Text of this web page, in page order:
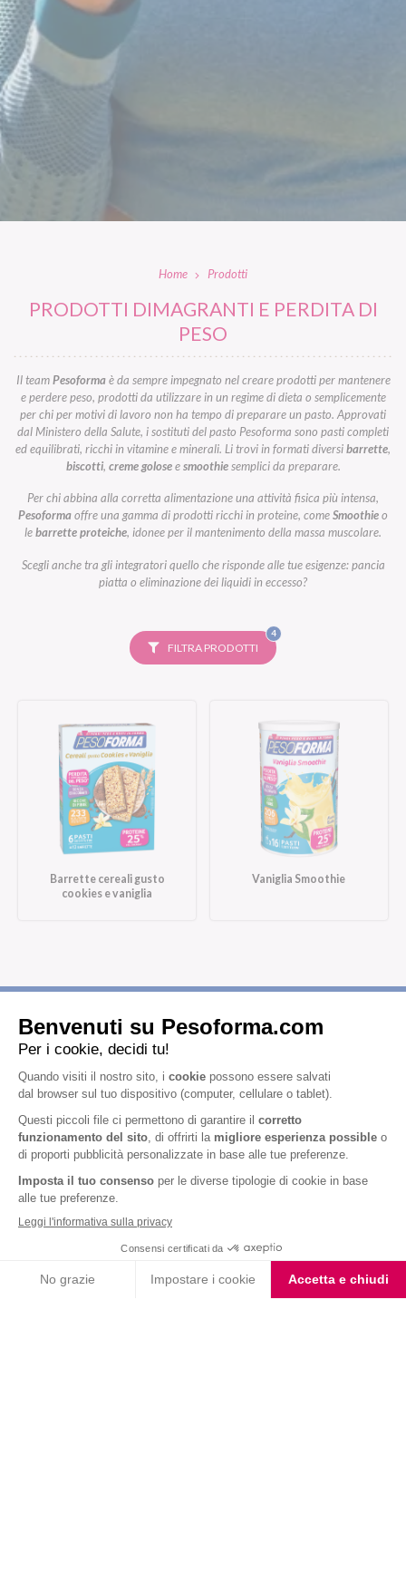
Home Prodotti
PRODOTTI DIMAGRANTI E PERDITA DI
PESO
Il teamPesoformaè da sempre impegnato nel creare prodotti per mantenere
e perdere peso, prodotti da utilizzare in un regime di dieta o semplicemente
per chi per motivi di lavoro non ha tempo di preparare un pasto. Approvati
dal Ministero della Salute, i sostituti del pasto Pesoforma sono pasti completi
ed equilibrati, ricchi in vitamine e minerali. Li trovi in formati diversibarrette,
biscotti, creme goloseesmoothiesemplici da preparare.
Per chi abbina alla corretta alimentazione una attività fisica più intensa,
Pesoformaoffre una gamma di prodotti ricchi in proteine, comeSmoothieo
lebarrette proteiche, idonee per il mantenimento della massa muscolare.
Scegli anche tra gli integratori quello che risponde alle tue esigenze: pancia
piatta o eliminazione dei liquidi in eccesso?
FILTRA PRODOTTI
4FILTRI
SELEZIONATI
Barrette cereali gusto
cookies e vaniglia
Vaniglia Smoothie
Iscriviti alla newsletter
informativa privacy
, acconsento all'iscrizione alla newsletter
periodica di Nutrition et Santé
Nutrition & Sante' Italia Spa